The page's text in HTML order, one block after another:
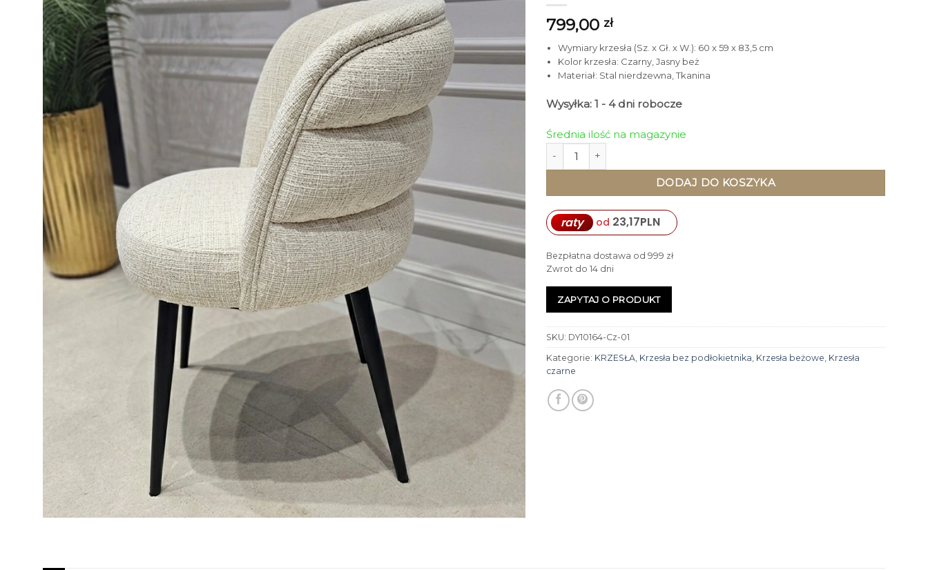
799,00 zł
Wymiary krzesła (Sz. x Gł. x W.): 60 x 59 x 83,5 cm
Kolor krzesła: Czarny, Jasny beż
Materiał: Stal nierdzewna, Tkanina
Wysyłka: 1 - 4 dni robocze
Średnia ilość na magazynie
ilość KRZESŁO na czarnych nogach, jasna beżowa tapicerka z
DODAJ DO KOSZYKA
raty od 23,17PLN
Bezpłatna dostawa od 999 zł
Zwrot do 14 dni
ZAPYTAJ O PRODUKT
SKU: DY10164-Cz-01
Kategorie: KRZESŁA Krzesła bez podłokietnika Krzesła beżowe Krzesła
czarne